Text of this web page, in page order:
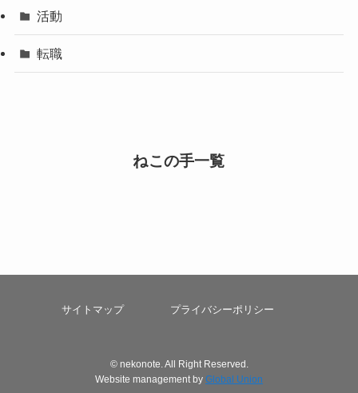
活動
転職
ねこの手一覧
サイトマップ プライバシーポリシー
©nekonote. All Right Reserved.
Website management by Global Union